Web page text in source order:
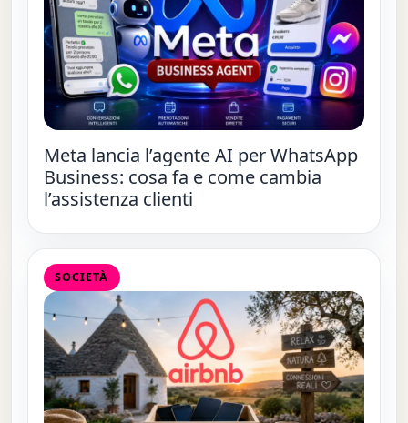
Meta lancia l’agente AI per WhatsApp
Business: cosa fa e come cambia
l’assistenza clienti
SOCIETÀ